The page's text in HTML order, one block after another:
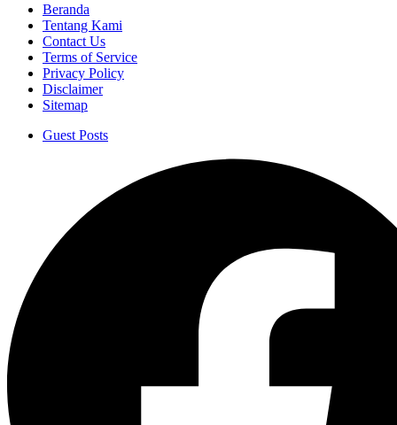
Beranda
Tentang Kami
Contact Us
Terms of Service
Privacy Policy
Disclaimer
Sitemap
Guest Posts